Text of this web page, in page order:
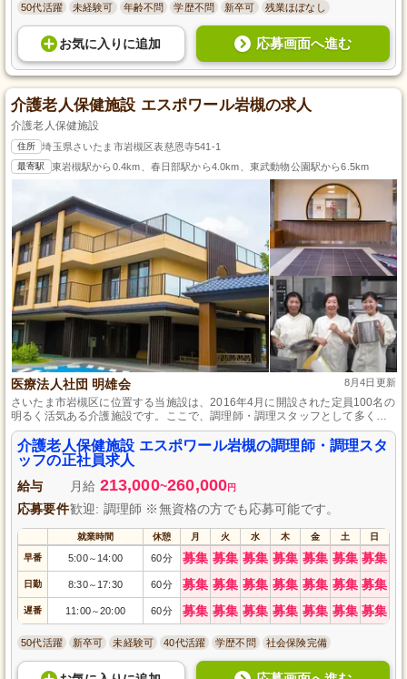
50代活躍 未経験可 年齢不問 学歴不問 新卒可 残業ほぼなし
お気に入り に追加 応募画面へ進む
介護老人保健施設 エスポワール岩槻の求人
介護老人保健施設
住所 埼玉県さいたま市岩槻区表慈恩寺541-1
最寄駅 東岩槻駅から0.4km、春日部駅から4.0km、東武動物公園駅から6.5km
医療法人社団 明雄会 8月4日更新
さいたま市岩槻区に位置する当施設は、2016年4月に開設された定員100名の
明るく活気ある介護施設です。ここで、調理師・調理スタッフとして多くの
ご利用者様に笑顔を届けることができます。調理師免許が必要ですが、未経
験の方でもしっかりサポートする体制を整えており、充実した福利厚生のも
と、仕事とプライベートを両立させながら成長できる環境です。是非、あな
たの力をお貸しください。
介護老人保健施設 エスポワール岩槻の調理師・調理スタ
ッフの正社員求人
給与 月給 213,000~260,000円
応募要件歓迎: 調理師 ※無資格の方でも応募可能です。
就業時間 休憩 月 火 水 木 金 土 日
早番 5:00～ 14:00 60分 募集 募集 募集 募集 募集 募集 募集
日勤 8:30～ 17:30 60分 募集 募集 募集 募集 募集 募集 募集
遅番 11:00～20:00 60分 募集 募集 募集 募集 募集 募集 募集
50代活躍 新卒可 未経験可 40代活躍 学歴不問 社会保険完備